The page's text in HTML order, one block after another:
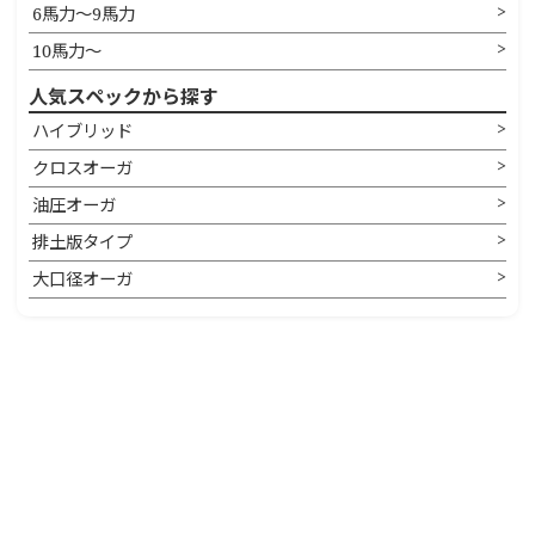
6馬力〜9馬力
10馬力〜
人気スペックから探す
ハイブリッド
クロスオーガ
油圧オーガ
排土版タイプ
大口径オーガ